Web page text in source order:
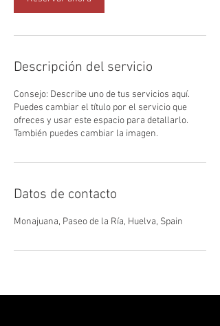
Descripción del servicio
Consejo: Describe uno de tus servicios aquí.
Puedes cambiar el título por el servicio que
ofreces y usar este espacio para detallarlo.
También puedes cambiar la imagen.
Datos de contacto
Monajuana, Paseo de la Ría, Huelva, Spain